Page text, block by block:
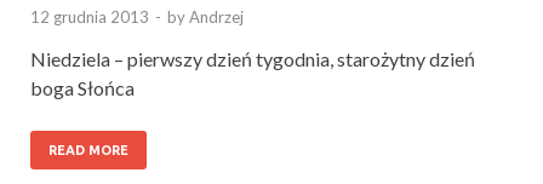
12 grudnia 2013 - byAndrzej
Niedziela – pierwszy dzień tygodnia, starożytny dzień
boga Słońca
READ MORE